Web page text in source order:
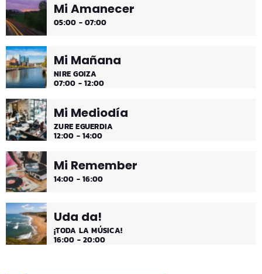
Desconecta y disfruta cada madrugada de la música
más tranquila.
Mi Amanecer
05:00 - 07:00
Mi Mañana
NIRE GOIZA
07:00 - 12:00
Mi Mediodía
ZURE EGUERDIA
12:00 - 14:00
Mi Remember
14:00 - 16:00
Uda da!
¡TODA LA MÚSICA!
16:00 - 20:00